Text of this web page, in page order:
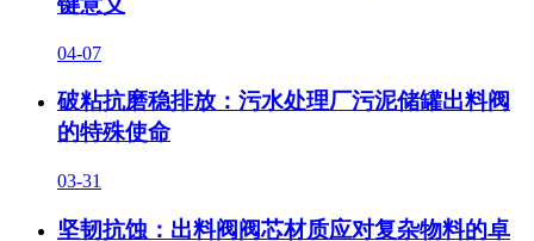
04-07
破粘抗磨稳排放：污水处理厂污泥储罐出料阀
的特殊使命
03-31
坚韧抗蚀：出料阀阀芯材质应对复杂物料的卓